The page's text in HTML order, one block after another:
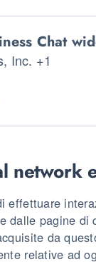
Chat
Inc. +1
network
effettuare
dalle pagine di
da
relative ad